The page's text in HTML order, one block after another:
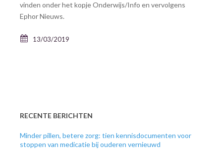
vinden onder het kopje Onderwijs/Info en vervolgens
Ephor Nieuws.
13/03/2019
RECENTE BERICHTEN
Minder pillen, betere zorg: tien kennisdocumenten voor
stoppen van medicatie bij ouderen vernieuwd